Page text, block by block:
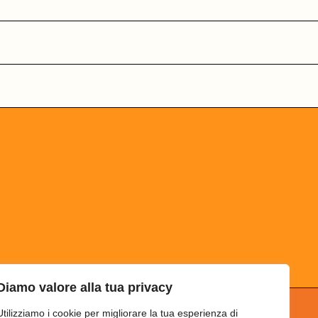
valore alla tua privacy
i cookie per migliorare la tua esperienza di